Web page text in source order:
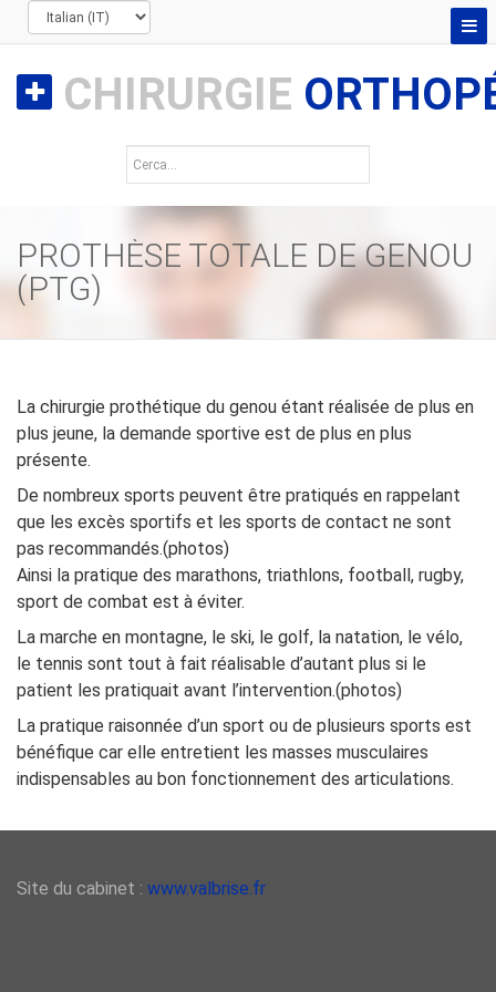
CHIRURGIE
PROTHÈSE TOTALE DE GENOU
(PTG)
La chirurgie prothétique du genou étant réalisée de plus en
plus jeune, la demande sportive est de plus en plus
présente.
De nombreux sports peuvent être pratiqués en rappelant
que les excès sportifs et les sports de contact ne sont
pas recommandés.(photos)
Ainsi la pratique des marathons, triathlons, football, rugby,
sport de combat est à éviter.
La marche en montagne, le ski, le golf, la natation, le vélo,
le tennis sont tout à fait réalisable d’autant plus si le
patient les pratiquait avant l’intervention.(photos)
La pratique raisonnée d’un sport ou de plusieurs sports est
bénéfique car elle entretient les masses musculaires
indispensables au bon fonctionnement des articulations.
Site du cabinet : www.valbrise.fr